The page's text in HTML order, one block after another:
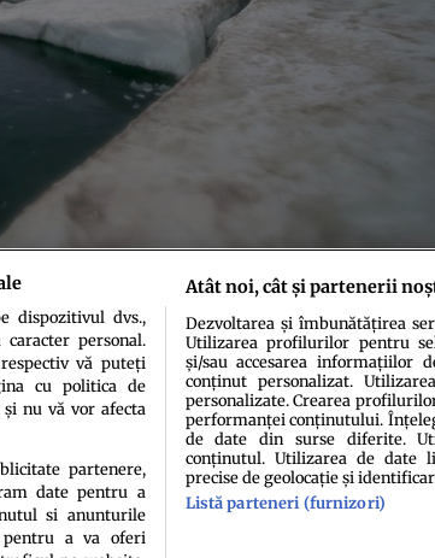
Politica de cookiesTermeni şi condiţiiEchipa
dispozitivul dvs.,
personal.
vă puteți
cu politica de
nu vă vor afecta
partenere,
date pentru a
si anunturile
pentru a va oferi
Atât noi, cât și partenerii
Dezvoltarea și îmbunătățirea
Utilizarea profilurilor pentru
și/sau accesarea informațiilor
conținut personalizat.
personalizate. Crearea
performanței conținutului.
de date din surse diferite.
conținutul. Utilizarea de date
precise de geolocație și
Listă parteneri (furnizori)